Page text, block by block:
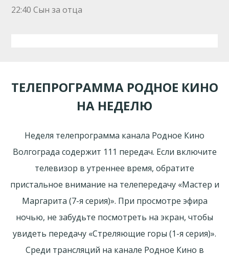
22:40 Сын за отца
ТЕЛЕПРОГРАММА РОДНОЕ КИНО
НА НЕДЕЛЮ
Неделя телепрограмма канала Родное Кино
Волгограда содержит 111 передач. Если включите
телевизор в утреннее время, обратите
пристальное внимание на телепередачу «Мастер и
Маргарита (7-я серия)». При просмотре эфира
ночью, не забудьте посмотреть на экран, чтобы
увидеть передачу «Стреляющие горы (1-я серия)».
Среди трансляций на канале Родное Кино в